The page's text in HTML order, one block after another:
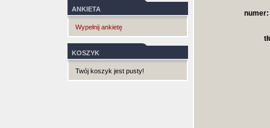
ANKIETA
Wypełnij ankietę
KOSZYK
Twój koszyk jest pusty!
numer: